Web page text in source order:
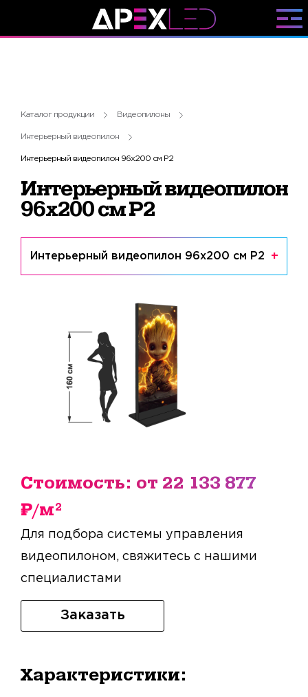
Каталог продукции Видеопилоны
Интерьерный видеопилон
Интерьерный видеопилон 96x200 см P2
Интерьерный видеопилон
96x200 см P2
Интерьерный видеопилон 96x200 см P2
Стоимость: от 22 133 877
₽/м²
Для подбора системы управления
видеопилоном, свяжитесь с нашими
специалистами
Заказать
Характеристики: